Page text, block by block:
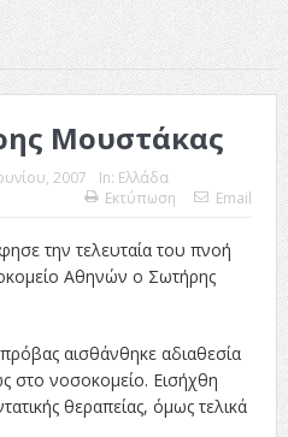
Μουστάκας
2007 In: Ελλάδα
Εκτύπωση Email
την τελευταία του πνοή
Αθηνών ο Σωτήρης
αισθάνθηκε αδιαθεσία
στο νοσοκομείο. Εισήχθη
θεραπείας, όμως τελικά